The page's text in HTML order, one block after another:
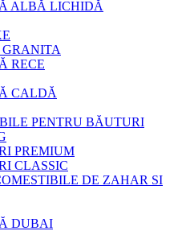
ALBĂ LICHIDĂ
GRANITA
RECE
CALDĂ
PENTRU BĂUTURI
PREMIUM
CLASSIC
DE ZAHAR SI
DUBAI